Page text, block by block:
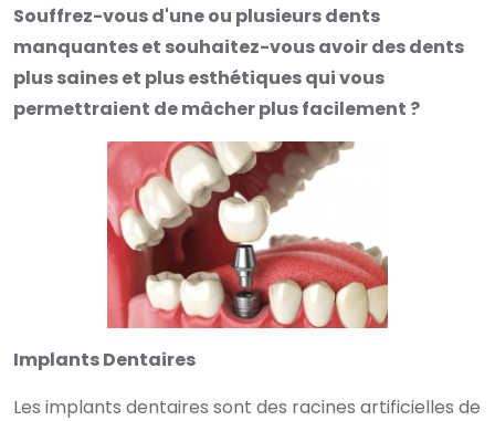
Souffrez-vous d'une ou plusieurs dents
manquantes et souhaitez-vous avoir des dents
plus saines et plus esthétiques qui vous
permettraient de mâcher plus facilement ?
Implants Dentaires
Les implants dentaires sont des racines artificielles de